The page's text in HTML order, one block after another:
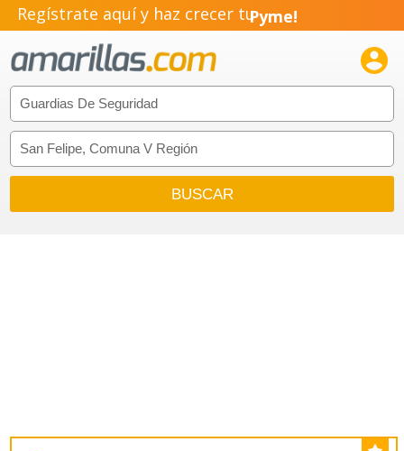
Regístrate aquí y haz crecer tuPyme!
Emprendimiento!
